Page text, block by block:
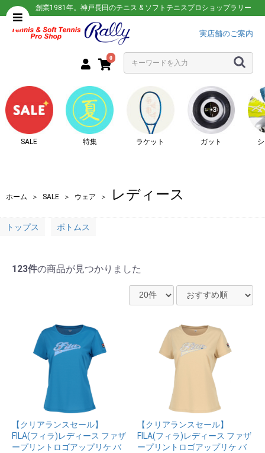
創業1981年。神戸長田のテニス & ソフトテニスプロショップラリー
実店舗のご案内
0
SALE 特集 ラケット ガット
ホーム ＞ SALE ＞ ウェア ＞ レディース
トップス ボトムス
123件の商品が見つかりました
【クリアランスセール】
FILA(フィラ)レディース ファザ
ープリントロゴアップリケ バ
【クリアランスセール】
FILA(フィラ)レディース ファザ
ープリントロゴアップリケ バ